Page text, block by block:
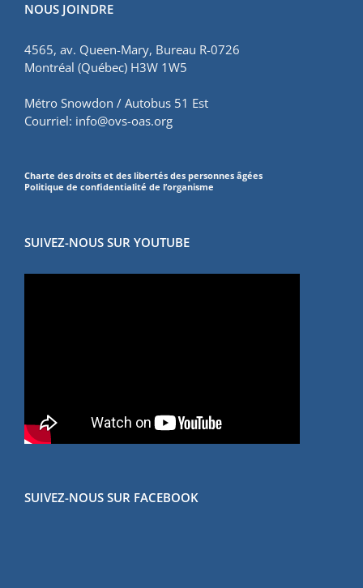
NOUS JOINDRE
4565, av. Queen-Mary, Bureau R-0726
Montréal (Québec) H3W 1W5
Métro Snowdon / Autobus 51 Est
Courriel: info@ovs-oas.org
Charte des droits et des libertés des personnes âgées
Politique de confidentialité de l’organisme
SUIVEZ-NOUS SUR YOUTUBE
SUIVEZ-NOUS SUR FACEBOOK